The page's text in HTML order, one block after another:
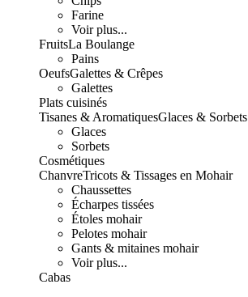
Farine
Voir plus...
FruitsLa Boulange
Pains
OeufsGalettes & Crêpes
Galettes
Plats cuisinés
Tisanes & AromatiquesGlaces & Sorbets
Glaces
Sorbets
Cosmétiques
ChanvreTricots & Tissages en Mohair
Chaussettes
Écharpes tissées
Étoles mohair
Pelotes mohair
Gants & mitaines mohair
Voir plus...
Cabas